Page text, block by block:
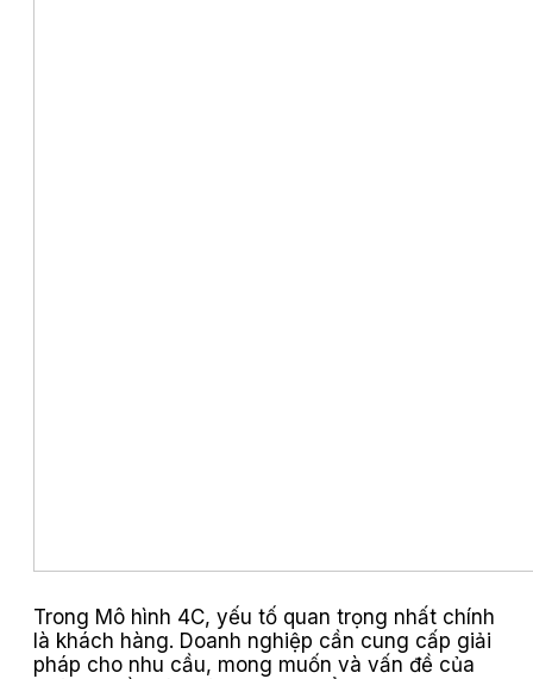
Trong Mô hình 4C, yếu tố quan trọng nhất chính
là khách hàng. Doanh nghiệp cần cung cấp giải
pháp cho nhu cầu, mong muốn và vấn đề của